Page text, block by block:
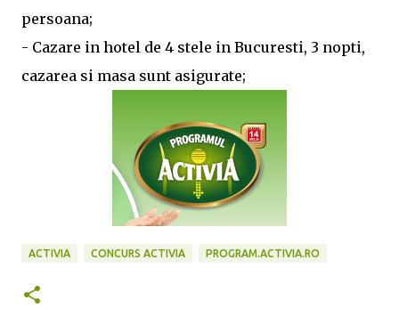
persoana;
- Cazare in hotel de 4 stele in Bucuresti, 3 nopti,
cazarea si masa sunt asigurate;
ACTIVIA CONCURS ACTIVIA PROGRAM.ACTIVIA.RO